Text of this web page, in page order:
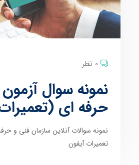
0 نظر
نمونه سوال
حرفه ای
نمونه سوالات آنلاین سازمان فنی و
تعمیرات آیفون